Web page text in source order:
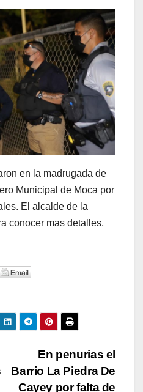
en la madrugada de
Municipal de Moca por
El alcalde de la
conocer mas detalles,
En penurias el
Barrio La Piedra De
Cayey por falta de